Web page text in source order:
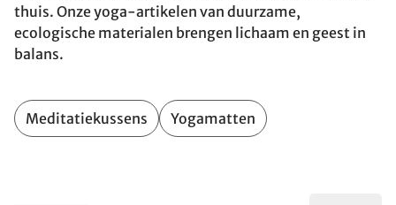
thuis. Onze yoga-artikelen van duurzame,
ecologische materialen brengen lichaam en geest in
balans.
Meditatiekussens Yogamatten